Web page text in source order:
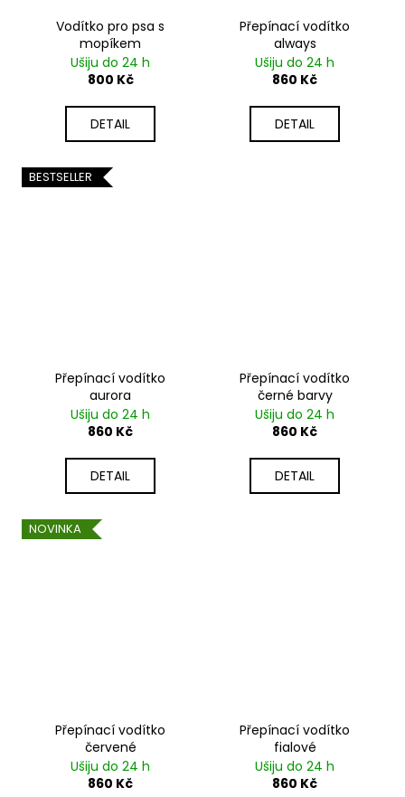
Vodítko pro psa s
mopíkem
Ušiju do 24 h
800 Kč
DETAIL
Přepínací vodítko
always
Ušiju do 24 h
860 Kč
DETAIL
BESTSELLER
Přepínací vodítko
aurora
Ušiju do 24 h
860 Kč
DETAIL
Přepínací vodítko
černé barvy
Ušiju do 24 h
860 Kč
DETAIL
NOVINKA
Přepínací vodítko
červené
Ušiju do 24 h
860 Kč
Přepínací vodítko
fialové
Ušiju do 24 h
860 Kč